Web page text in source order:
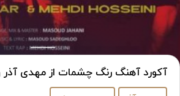
آکورد آهنگ رنگ چشمات از مهدی